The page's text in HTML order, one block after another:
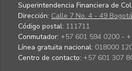
Superintendencia Financiera de
Dirección: Calle 7 No. 4 - 49
Código postal: 111711
Conmutador: +57 601 594 0200 -
Línea gratuita nacional: 018000
Centro de contacto: +57 601 307